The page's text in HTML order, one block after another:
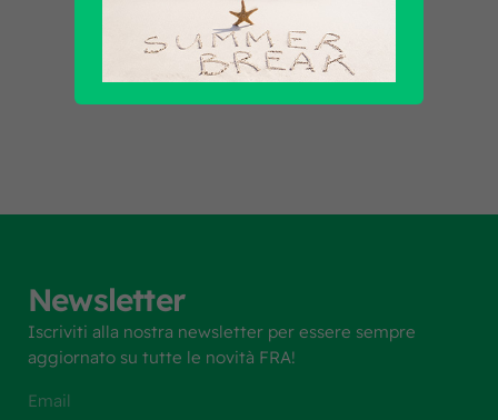
Scopri tutti i prodotti
Newsletter
Iscriviti alla nostra newsletter per essere sempre
aggiornato su tutte le novità FRA!